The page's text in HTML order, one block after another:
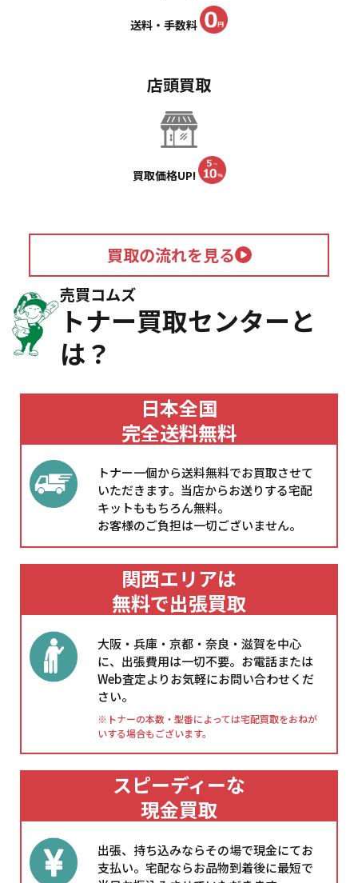
送料・手数料
店頭買取
買取価格UP!
買取の流れを見る
売買コムズ
トナー買取センターと
は？
日本全国
完全送料無料
トナー一個から送料無料でお買取させて
いただきます。当店からお送りする宅配
キットももちろん無料。
お客様のご負担は一切ございません。
関西エリアは
無料で出張買取
大阪・兵庫・京都・奈良・滋賀を中心
に、出張費用は一切不要。お電話または
Web査定よりお気軽にお問い合わせくだ
さい。
※トナーの本数・型番によっては宅配買取をおねが
いする場合もございます。
スピーディーな
現金買取
出張、持ち込みならその場で現金にてお
支払い。宅配ならお品物到着後に最短で